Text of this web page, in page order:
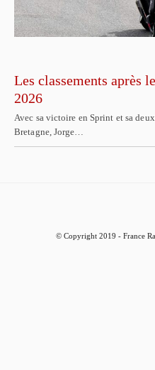
Les classements après
2026
Avec sa victoire en Sprint et sa
Bretagne, Jorge…
© Copyright 2019 - France